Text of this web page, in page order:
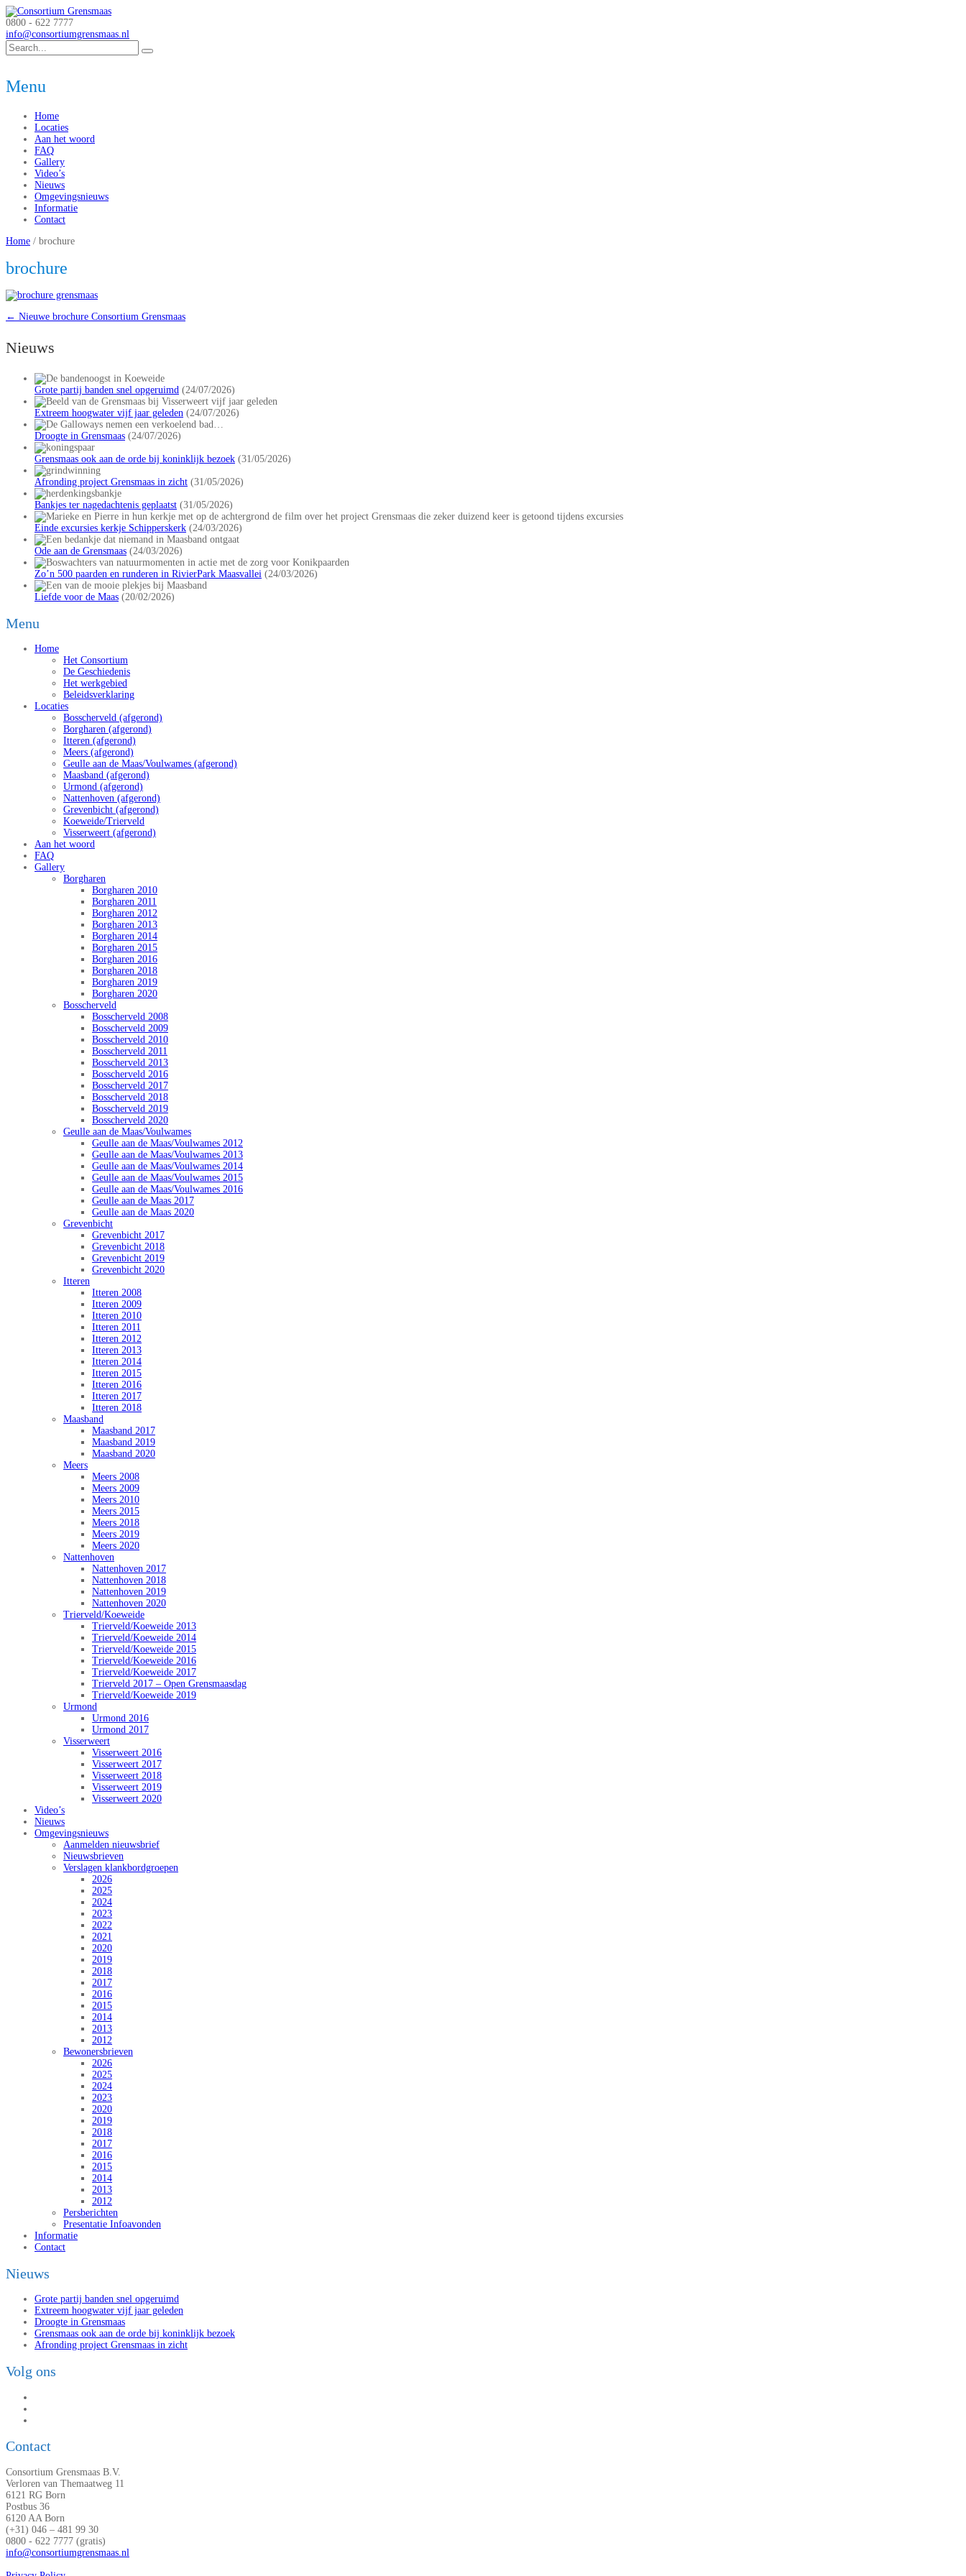
0800 - 622 7777
info@consortiumgrensmaas.nl
Menu
Home
Locaties
Aan het woord
FAQ
Gallery
Video’s
Nieuws
Omgevingsnieuws
Informatie
Contact
Home / brochure
brochure
← Nieuwe brochure Consortium Grensmaas
Nieuws
Grote partij banden snel opgeruimd (24/07/2026)
Extreem hoogwater vijf jaar geleden (24/07/2026)
Droogte in Grensmaas (24/07/2026)
Grensmaas ook aan de orde bij koninklijk bezoek (31/05/2026)
Afronding project Grensmaas in zicht (31/05/2026)
Bankjes ter nagedachtenis geplaatst (31/05/2026)
Einde excursies kerkje Schipperskerk (24/03/2026)
Ode aan de Grensmaas (24/03/2026)
Zo’n 500 paarden en runderen in RivierPark Maasvallei (24/03/2026)
Liefde voor de Maas (20/02/2026)
Menu
Home
Het Consortium
De Geschiedenis
Het werkgebied
Beleidsverklaring
Locaties
Bosscherveld (afgerond)
Borgharen (afgerond)
Itteren (afgerond)
Meers (afgerond)
Geulle aan de Maas/Voulwames (afgerond)
Maasband (afgerond)
Urmond (afgerond)
Nattenhoven (afgerond)
Grevenbicht (afgerond)
Koeweide/Trierveld
Visserweert (afgerond)
Aan het woord
FAQ
Gallery
Borgharen
Borgharen 2010
Borgharen 2011
Borgharen 2012
Borgharen 2013
Borgharen 2014
Borgharen 2015
Borgharen 2016
Borgharen 2018
Borgharen 2019
Borgharen 2020
Bosscherveld
Bosscherveld 2008
Bosscherveld 2009
Bosscherveld 2010
Bosscherveld 2011
Bosscherveld 2013
Bosscherveld 2016
Bosscherveld 2017
Bosscherveld 2018
Bosscherveld 2019
Bosscherveld 2020
Geulle aan de Maas/Voulwames
Geulle aan de Maas/Voulwames 2012
Geulle aan de Maas/Voulwames 2013
Geulle aan de Maas/Voulwames 2014
Geulle aan de Maas/Voulwames 2015
Geulle aan de Maas/Voulwames 2016
Geulle aan de Maas 2017
Geulle aan de Maas 2020
Grevenbicht
Grevenbicht 2017
Grevenbicht 2018
Grevenbicht 2019
Grevenbicht 2020
Itteren
Itteren 2008
Itteren 2009
Itteren 2010
Itteren 2011
Itteren 2012
Itteren 2013
Itteren 2014
Itteren 2015
Itteren 2016
Itteren 2017
Itteren 2018
Maasband
Maasband 2017
Maasband 2019
Maasband 2020
Meers
Meers 2008
Meers 2009
Meers 2010
Meers 2015
Meers 2018
Meers 2019
Meers 2020
Nattenhoven
Nattenhoven 2017
Nattenhoven 2018
Nattenhoven 2019
Nattenhoven 2020
Trierveld/Koeweide
Trierveld/Koeweide 2013
Trierveld/Koeweide 2014
Trierveld/Koeweide 2015
Trierveld/Koeweide 2016
Trierveld/Koeweide 2017
Trierveld 2017 – Open Grensmaasdag
Trierveld/Koeweide 2019
Urmond
Urmond 2016
Urmond 2017
Visserweert
Visserweert 2016
Visserweert 2017
Visserweert 2018
Visserweert 2019
Visserweert 2020
Video’s
Nieuws
Omgevingsnieuws
Aanmelden nieuwsbrief
Nieuwsbrieven
Verslagen klankbordgroepen
2026
2025
2024
2023
2022
2021
2020
2019
2018
2017
2016
2015
2014
2013
2012
Bewonersbrieven
2026
2025
2024
2023
2020
2019
2018
2017
2016
2015
2014
2013
2012
Persberichten
Presentatie Infoavonden
Informatie
Contact
Nieuws
Grote partij banden snel opgeruimd
Extreem hoogwater vijf jaar geleden
Droogte in Grensmaas
Grensmaas ook aan de orde bij koninklijk bezoek
Afronding project Grensmaas in zicht
Volg ons
Contact
Consortium Grensmaas B.V.
Verloren van Themaatweg 11
6121 RG Born
Postbus 36
6120 AA Born
(+31) 046 – 481 99 30
0800 - 622 7777 (gratis)
info@consortiumgrensmaas.nl